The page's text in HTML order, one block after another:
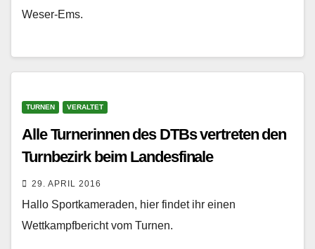
Weser-Ems.
TURNEN VERALTET
Alle Turnerinnen des DTBs vertreten den
Turnbezirk beim Landesfinale
29. APRIL 2016
Hallo Sportkameraden, hier findet ihr einen
Wettkampfbericht vom Turnen.